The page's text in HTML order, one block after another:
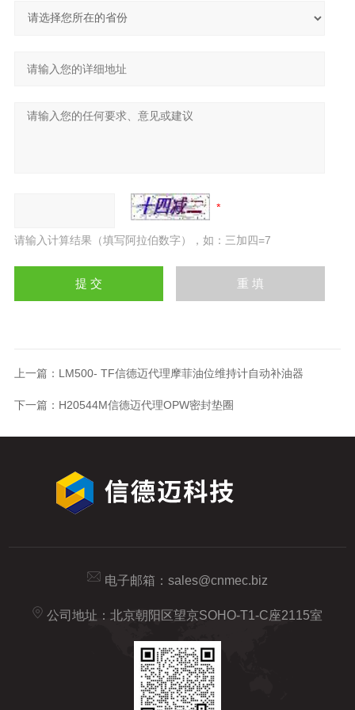
请输入计算结果（填写阿拉伯数字），如：三加四=7
上一篇： LM500- TF信德迈代理摩菲油位维持计自动补油器
下一篇： H20544M信德迈代理OPW密封垫圈
电子邮箱： sales@cnmec.biz
公司地址：北京朝阳区望京SOHO-T1-C座2115室